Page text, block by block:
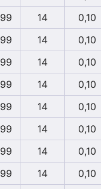
99 14
0,10
99 14
0,10
99 14
0,10
99 14
0,10
99 14
0,10
99 14
0,10
99 14
0,10
99 14
0,10